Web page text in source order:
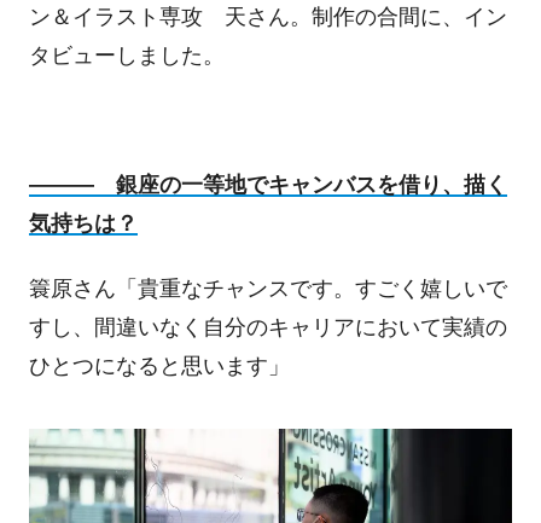
ン＆イラスト専攻 天さん。制作の合間に、イン
タビューしました。
――― 銀座の一等地でキャンバスを借り、描く
気持ちは？
簑原さん「貴重なチャンスです。すごく嬉しいで
すし、間違いなく自分のキャリアにおいて実績の
ひとつになると思います」